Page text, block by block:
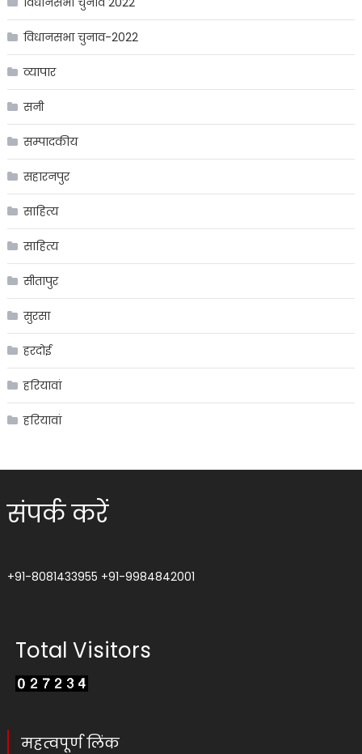
विधानसभा चुनाव-2022
व्यापार
सनी
सम्पादकीय
सहारनपुर
साहित्य
साहित्य
सीतापुर
सुरसा
हरदोई
हरियावां
हरियावां
संपर्क करें
+91-8081433955 +91-9984842001
Total Visitors
महत्वपूर्ण लिंक